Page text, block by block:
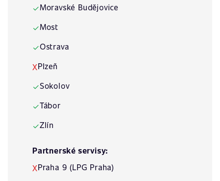
✓Moravské Budějovice
✓Most
✓Ostrava
XPlzeň
✓Sokolov
✓Tábor
✓Zlín
Partnerské servisy:
XPraha 9 (LPG Praha)